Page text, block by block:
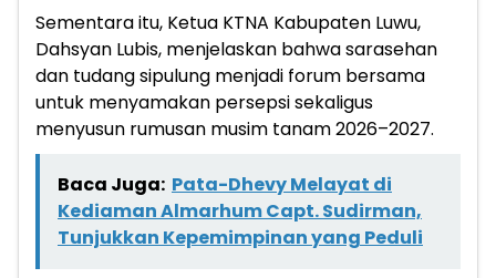
Sementara itu, Ketua KTNA Kabupaten Luwu,
Dahsyan Lubis, menjelaskan bahwa sarasehan
dan tudang sipulung menjadi forum bersama
untuk menyamakan persepsi sekaligus
menyusun rumusan musim tanam 2026–2027.
Baca Juga: Pata-Dhevy Melayat di
Kediaman Almarhum Capt. Sudirman,
Tunjukkan Kepemimpinan yang Peduli